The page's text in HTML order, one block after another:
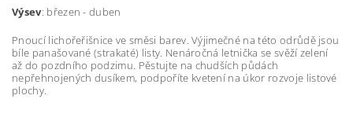
Výsev: březen - duben
Pnoucí lichořeřišnice ve směsi barev. Výjimečné na této odrůdě jsou
bíle panašované (strakaté) listy. Nenáročná letnička se svěží zelení
až do pozdního podzimu. Pěstujte na chudších půdách
nepřehnojených dusíkem, podpoříte kvetení na úkor rozvoje listové
plochy.